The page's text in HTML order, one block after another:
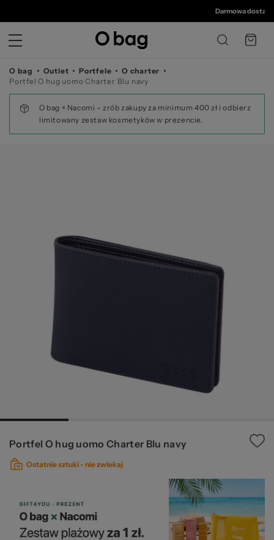
©
Darmowa dostawa
O bag Outlet Portfele
O charter
Portfel O hug uomo Charter Blu navy
O bag × Nacomi – zrób zakupy za minimum 400 zł i odbierz
limitowany zestaw kosmetyków w prezencie.
Portfel O hug uomo Charter Blu navy
Ostatnie sztuki - nie zwlekaj